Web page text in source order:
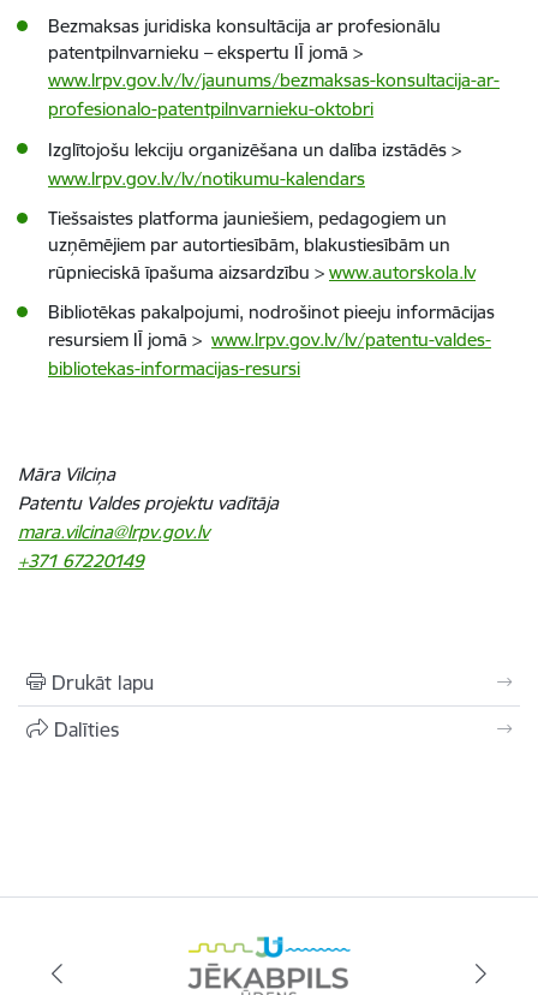
Bezmaksas juridiska konsultācija ar profesionālu
patentpilnvarnieku – ekspertu IĪ jomā >
www.lrpv.gov.lv/lv/jaunums/bezmaksas-konsultacija-ar-
profesionalo-patentpilnvarnieku-oktobri
Izglītojošu lekciju organizēšana un dalība izstādēs >
www.lrpv.gov.lv/lv/notikumu-kalendars
Tiešsaistes platforma jauniešiem, pedagogiem un
uzņēmējiem par autortiesībām, blakustiesībām un
rūpnieciskā īpašuma aizsardzību > www.autorskola.lv
Bibliotēkas pakalpojumi, nodrošinot pieeju informācijas
resursiem IĪ jomā > www.lrpv.gov.lv/lv/patentu-valdes-
bibliotekas-informacijas-resursi
Māra Vilciņa
Patentu Valdes projektu vadītāja
mara.vilcina@lrpv.gov.lv
+371 67220149
Drukāt lapu
Dalīties